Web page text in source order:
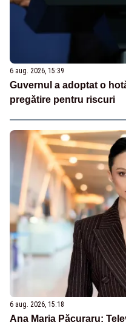
6 aug. 2026, 15:39
Guvernul a adoptat o
pregătire pentru riscuri
6 aug. 2026, 15:18
Ana Maria Păcuraru: